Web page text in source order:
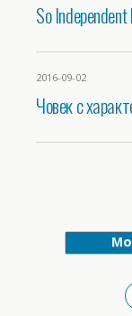
So
2016-09-02
Човек с